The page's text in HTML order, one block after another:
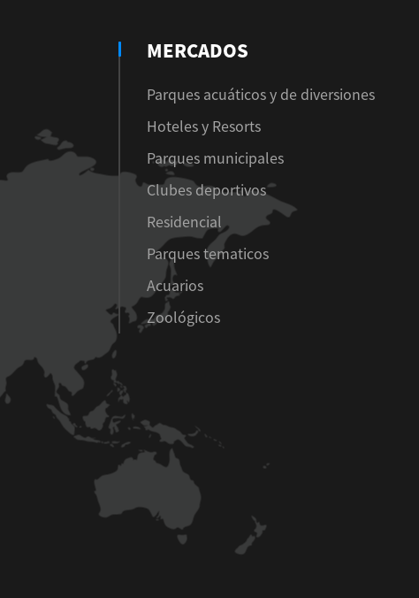
MERCADOS
Parques acuáticos y de diversiones
Hoteles y Resorts
Parques municipales
Clubes deportivos
Residencial
Parques tematicos
Acuarios
Zoológicos